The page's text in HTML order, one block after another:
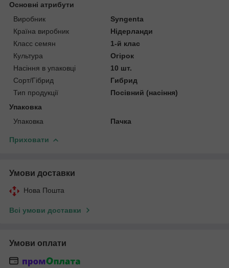
Основні атрибути
Виробник
Syngenta
Країна виробник
Нідерланди
Класс семян
1-й клас
Культура
Огірок
Насіння в упаковці
10 шт.
Сорт/Гібрид
Гибрид
Тип продукції
Посівний (насіння)
Упаковка
Упаковка
Пачка
Приховати
Умови доставки
Нова Пошта
Всі умови доставки
Умови оплати